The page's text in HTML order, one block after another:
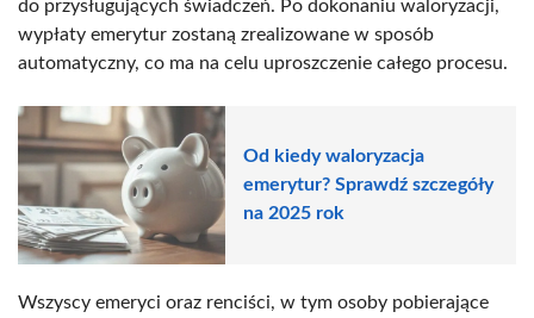
do przysługujących świadczeń. Po dokonaniu waloryzacji,
wypłaty emerytur zostaną zrealizowane w sposób
automatyczny, co ma na celu uproszczenie całego procesu.
Od kiedy waloryzacja
emerytur? Sprawdź szczegóły
na 2025 rok
Wszyscy emeryci oraz renciści, w tym osoby pobierające